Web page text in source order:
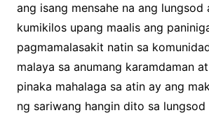
ang isang mensahe na ang lungsod
kumikilos upang maalis ang
pagmamalasakit natin sa
malaya sa anumang karamdaman
pinaka mahalaga sa atin ay ang
ng sariwang hangin dito sa lungsod